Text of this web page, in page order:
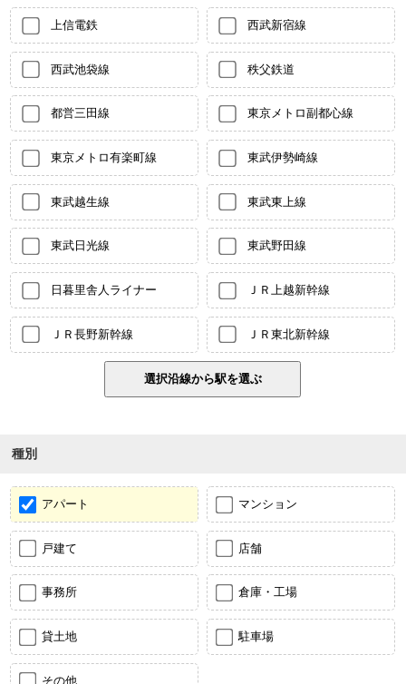
上信電鉄 西武新宿線
西武池袋線 秩父鉄道
都営三田線 東京メトロ副都心線
東京メトロ有楽町線 東武伊勢崎線
東武越生線 東武東上線
東武日光線 東武野田線
日暮里舎人ライナー ＪＲ上越新幹線
ＪＲ長野新幹線 ＪＲ東北新幹線
種別
アパート マンション
戸建て 店舗
事務所 倉庫・工場
貸土地 駐車場
その他